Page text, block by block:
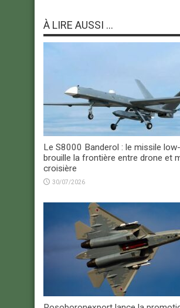
À LIRE AUSSI ...
Le S8000 Banderol : le missile
brouille la frontière entre drone et
croisière
30/07/2026